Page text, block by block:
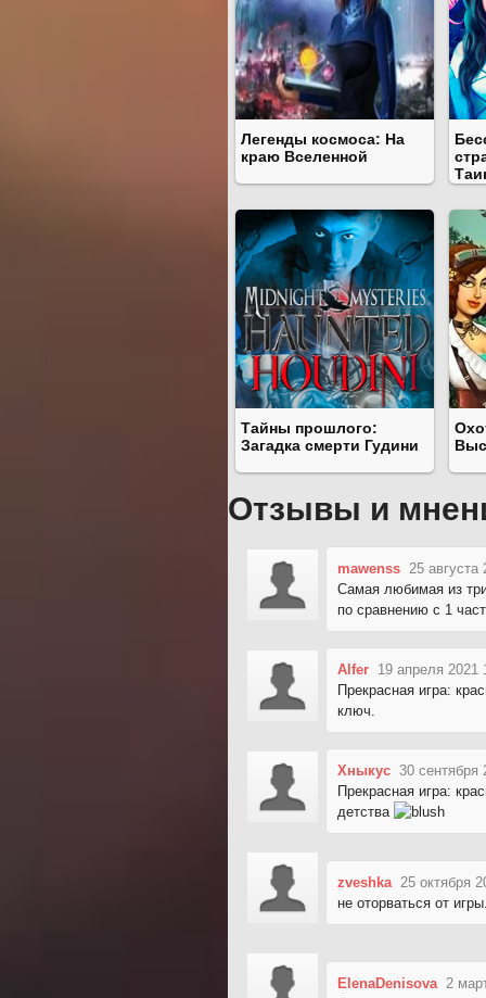
Легенды космоса: На
краю Вселенной
Тайны прошлого:
Загадка смерти Гудини
Отзывы и
mawenss 25 августа
Самая любимая из
по сравнению с 1
Alfer 19 апреля 2021
Прекрасная игра:
ключ.
Хныкус 30 сентября
Прекрасная игра:
детства
zveshka 25 октября
не оторваться от
ElenaDenisova 2